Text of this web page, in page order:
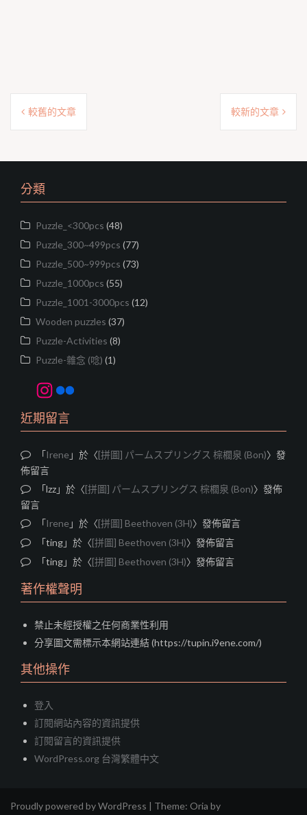
文
覽
較舊的文章 較新的文章
分類
Puzzle_<300pcs (48)
Puzzle_300~499pcs (77)
Puzzle_500~999pcs (73)
Puzzle_1000pcs (55)
Puzzle_1001-3000pcs (12)
Wooden puzzles (37)
Puzzle-Activities (8)
Puzzle-雜念 (唸) (1)
Instagram
Flickr
近期留言
「Irene 」於〈[拼圖] パームスプリングス 棕櫚泉 (Bon)〉發
佈留言
「lzz 」於〈[拼圖] パームスプリングス 棕櫚泉 (Bon)〉發佈
留言
「Irene 」於〈[拼圖] Beethoven (3H)〉發佈留言
「ting 」於〈[拼圖] Beethoven (3H)〉發佈留言
「ting 」於〈[拼圖] Beethoven (3H)〉發佈留言
著作權聲明
禁止未經授權之任何商業性利用
分享圖文需標示本網站連結 (https://tupin.i9ene.com/)
其他操作
登入
訂閱網站內容的資訊提供
訂閱留言的資訊提供
WordPress.org 台灣繁體中文
Proudly powered by WordPress | Theme: Oria by